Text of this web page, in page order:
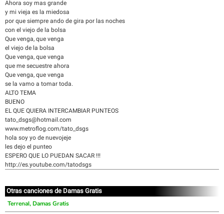
Ahora soy mas grande
y mi vieja es la miedosa
por que siempre ando de gira por las noches
con el viejo de la bolsa
Que venga, que venga
el viejo de la bolsa
Que venga, que venga
que me secuestre ahora
Que venga, que venga
se la vamo a tomar toda.
ALTO TEMA
BUENO
EL QUE QUIERA INTERCAMBIAR PUNTEOS
tato_dsgs@hotmail.com
www.metroflog.com/tato_dsgs
hola soy yo de nuevojeje
les dejo el punteo
ESPERO QUE LO PUEDAN SACAR !!!
http://es.youtube.com/tatodsgs
Otras canciones de Damas Gratis
Terrenal, Damas Gratis